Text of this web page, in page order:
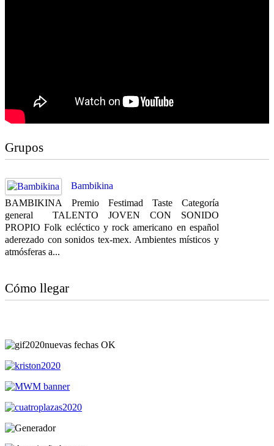
Grupos
Bambikina
BAMBIKINA Premio Festimad Taste Categoría
general TALENTO JOVEN CON SONIDO
PROPIO Folk ecléctico y rock americano en español
aderezado con sonidos tex-mex. Ambientes místicos y
atmósferas a...
Cómo llegar